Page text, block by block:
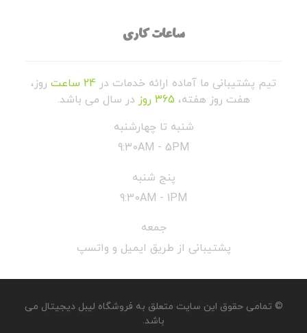
ساعات کاری
تیم پشتیبانی ما آماده ارائه خدمات در 24 ساعت
روز،
هفت روز هفته، 365 روز
در سال می باشد.
شنبه تا چهارشنبه
9:30AM - 5PM
پنج شنبه
9:30AM - 1PM
جمعه
پشتیبانی از طریق ایمیل و واتسپ
© تمامی حقوق این سایت متعلق به فروشگاه لیبل دیجیتال می
باشد.